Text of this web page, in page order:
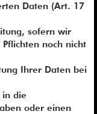
Daten (Art. 17
sofern wir
noch nicht
Ihrer Daten bei
in die
oder einen